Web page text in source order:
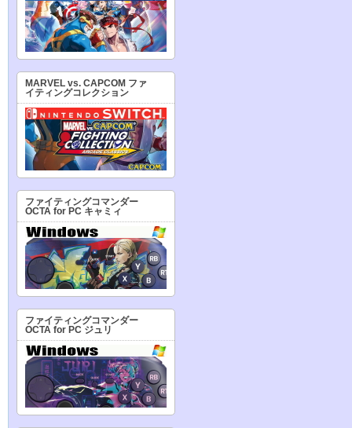
MARVEL vs. CAPCOM ファ
イティングコレクション
ファイティングコマンダー
OCTA for PC キャミィ
ファイティングコマンダー
OCTA for PC ジュリ